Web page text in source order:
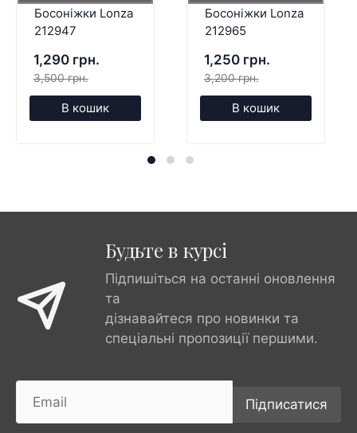
Босоніжки Lonza
212947
1,290 грн.
3,500 грн.
В кошик
Босоніжки Lonza
212965
1,250 грн.
3,200 грн.
В кошик
Будьте в курсі
Підпишіться на останні оновлення
та
дізнавайтеся про новинки та
спеціальні пропозиції першими.
Підписатися